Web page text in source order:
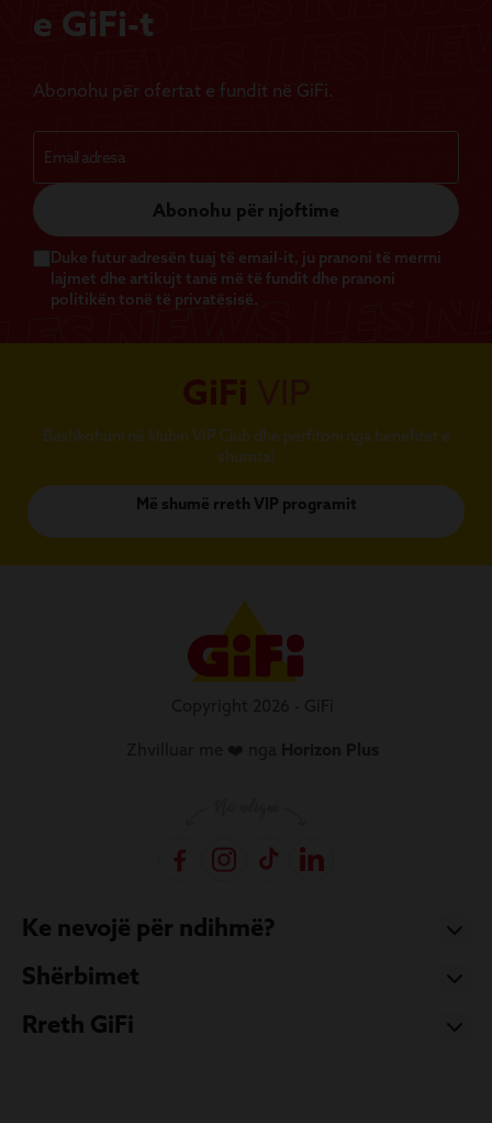
e GiFi-t
Abonohu për ofertat e fundit në GiFi.
Abonohu për njoftime
Duke futur adresën tuaj të email-it, ju pranoni të merrni
lajmet dhe artikujt tanë më të fundit dhe pranoni
politikën tonë të privatësisë.
GiFi
Bashkohuni në klubin VIP Club dhe përfitoni nga benefitet e
shumta!
Më shumë rreth VIP programit
Ke nevojë për ndihmë?
Shërbimet
Rreth GiFi